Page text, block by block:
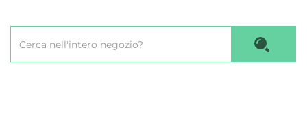
principale
Prodotto